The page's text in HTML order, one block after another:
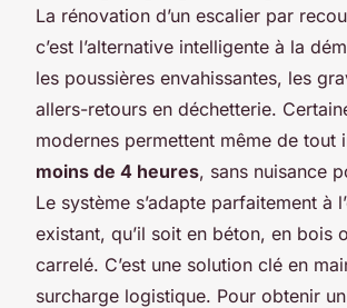
La rénovation d’un escalier par
c’est l’alternative intelligente à la
les poussières envahissantes, les
allers-retours en déchetterie.
modernes permettent même de tout
moins de 4 heures, sans nuisance
Le système s’adapte parfaitement à
existant, qu’il soit en béton, en bois
carrelé. C’est une solution clé en
surcharge logistique. Pour obtenir